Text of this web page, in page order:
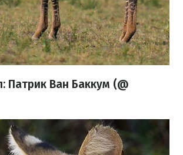
Патрик Ван Баккум (@